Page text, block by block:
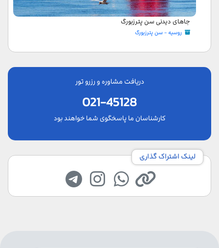
جاهای دیدنی سن پترزبورگ
روسیه - سن پترزبورگ
دریافت مشاوره و رزرو تور
021-45128
کارشناسان ما پاسخگوی شما خواهند بود
لینک اشتراک گذاری